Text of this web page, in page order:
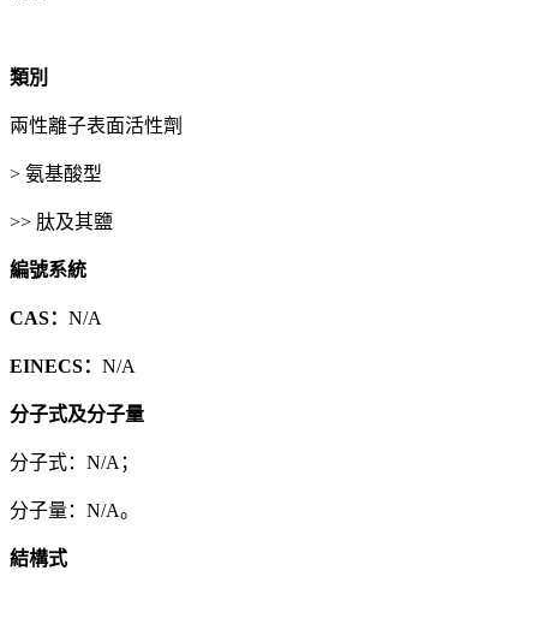
類別
兩性離子表面活性劑
> 氨基酸型
>> 肽及其鹽
編號系統
CAS： N/A
EINECS： N/A
分子式及分子量
分子式：N/A；
分子量：N/A。
結構式